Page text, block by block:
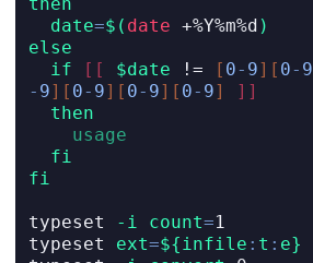
date=$( date +%Y%m%d )
else
if
[[ $date != [ 0- 9][ 0- 9
- 9][ 0- 9][ 0- 9][ 0- 9]
]]
then
usage
fi
fi
typeset -i count=1
typeset
ext=${infile : t : e}